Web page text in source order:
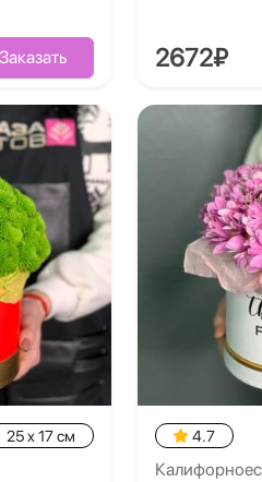
Заказать 2672₽
25 x 17 см 4.7